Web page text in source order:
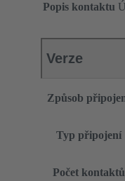
Popis kontaktu
Verze
Způsob
Typ připojení
Počet kontaktů